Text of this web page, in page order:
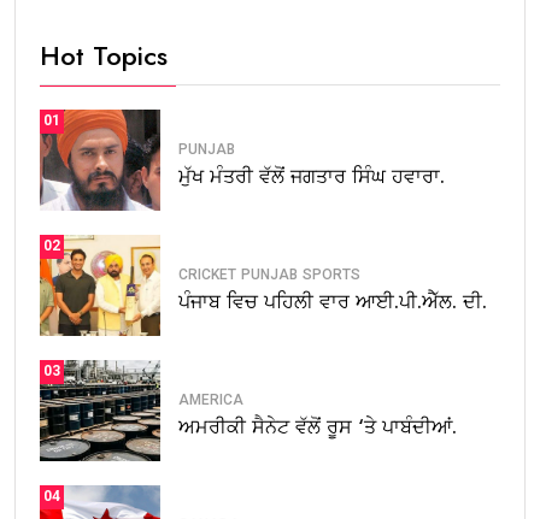
Hot Topics
01
PUNJAB
ਮੁੱਖ ਮੰਤਰੀ ਵੱਲੋਂ ਜਗਤਾਰ ਸਿੰਘ ਹਵਾਰਾ.
02
CRICKET PUNJAB SPORTS
ਪੰਜਾਬ ਵਿਚ ਪਹਿਲੀ ਵਾਰ ਆਈ.ਪੀ.ਐੱਲ. ਦੀ.
03
AMERICA
ਅਮਰੀਕੀ ਸੈਨੇਟ ਵੱਲੋਂ ਰੂਸ ‘ਤੇ ਪਾਬੰਦੀਆਂ.
04